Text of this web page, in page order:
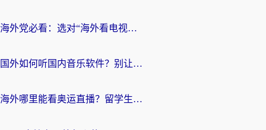
海外党必看：选对“海外看电视剧软件”，再也不用愁国内剧刷不了
国外如何听国内音乐软件？别让地域限制，断了你的中文歌单
海外哪里能看奥运直播？留学生&海外华人必看的体育赛事观赛终极指南